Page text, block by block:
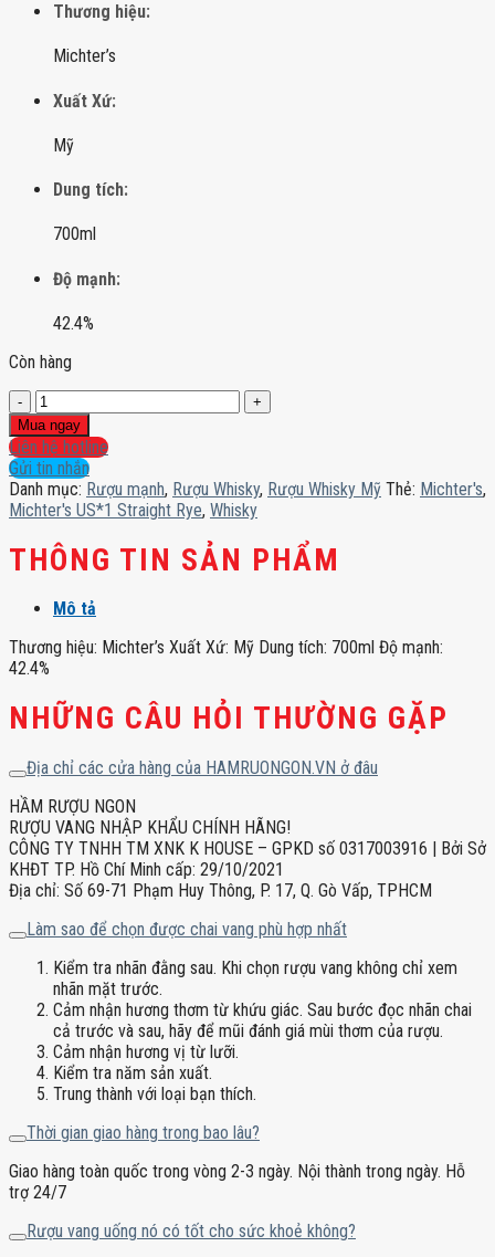
Thương hiệu:
Michter’s
Xuất Xứ:
Mỹ
Dung tích:
700ml
Độ mạnh:
42.4%
Còn hàng
Michter's
US*1
Straight
Rye
số
lượng
Mua ngay
Liên hệ hotline
Gửi tin nhắn
Danh mục: Rượu mạnh, Rượu Whisky, Rượu Whisky Mỹ Thẻ: Michter's,
Michter's US*1 Straight Rye, Whisky
THÔNG TIN SẢN PHẨM
Mô tả
Thương hiệu: Michter’s Xuất Xứ: Mỹ Dung tích: 700ml Độ mạnh:
42.4%
NHỮNG CÂU HỎI THƯỜNG GẶP
Địa chỉ các cửa hàng của HAMRUONGON.VN ở đâu
HẦM RƯỢU NGON
RƯỢU VANG NHẬP KHẨU CHÍNH HÃNG!
CÔNG TY TNHH TM XNK K HOUSE – GPKD số 0317003916 | Bởi Sở
KHĐT TP. Hồ Chí Minh cấp: 29/10/2021
Địa chỉ: Số 69-71 Phạm Huy Thông, P. 17, Q. Gò Vấp, TPHCM
Làm sao để chọn được chai vang phù hợp nhất
Kiểm tra nhãn đằng sau. Khi chọn rượu vang không chỉ xem
nhãn mặt trước.
Cảm nhận hương thơm từ khứu giác. Sau bước đọc nhãn chai
cả trước và sau, hãy để mũi đánh giá mùi thơm của rượu.
Cảm nhận hương vị từ lưỡi.
Kiểm tra năm sản xuất.
Trung thành với loại bạn thích.
Thời gian giao hàng trong bao lâu?
Giao hàng toàn quốc trong vòng 2-3 ngày. Nội thành trong ngày. Hỗ
trợ 24/7
Rượu vang uống nó có tốt cho sức khoẻ không?